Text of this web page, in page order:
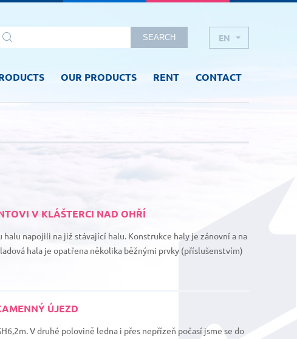
SEARCH EN
RU
OUR PRODUCTS RENT CONTACT
V KLÁŠTERCI NAD OHŘÍ
napojili na již stávající halu. Konstrukce haly je zánovní a na
hala je opatřena několika běžnými prvky (příslušenstvím)
ÚJEZD
V druhé polovině ledna i přes nepřízeň počasí jsme se do